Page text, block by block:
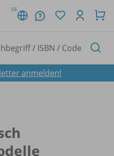
DE
anmelden!